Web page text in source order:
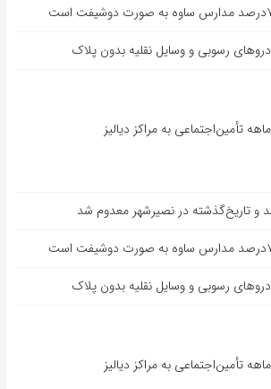
رسوبی و وسایل نقلیه بدون پلاک
رسوبی و وسایل نقلیه بدون پلاک